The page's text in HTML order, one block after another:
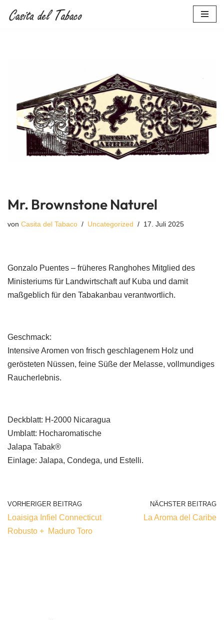
Mr. Brownstone Naturel
von Casita del Tabaco Uncategorized 17. Juli 2025
Gonzalo Puentes – früheres Ranghohes Mitglied des
Ministeriums für Landwirtschaft auf Kuba und damit
maßgeblich für den Tabakanbau verantwortlich.
Geschmack:
Intensive Aromen von frisch geschlagenem Holz und
gerösteten Nüssen, feine Süße der Melasse, vollmundiges
Raucherlebnis.
Deckblatt: H-2000 Nicaragua
Umblatt: Hocharomatische
Jalapa Tabak®
Einlage: Jalapa, Condega, und Estelli.
VORHERIGER BEITRAG
Loaisiga Infiel Connecticut
Robusto + Maduro Toro
NÄCHSTER BEITRAG
La Aroma del Caribe